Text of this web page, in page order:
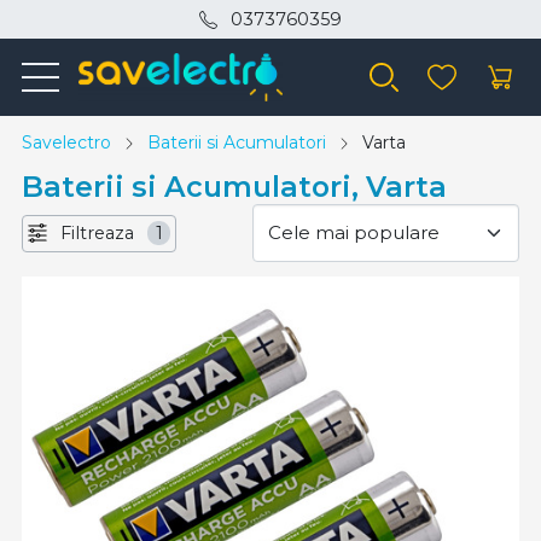
0373760359
Savelectro Baterii si Acumulatori Varta
Baterii si Acumulatori, Varta
Filtreaza 1